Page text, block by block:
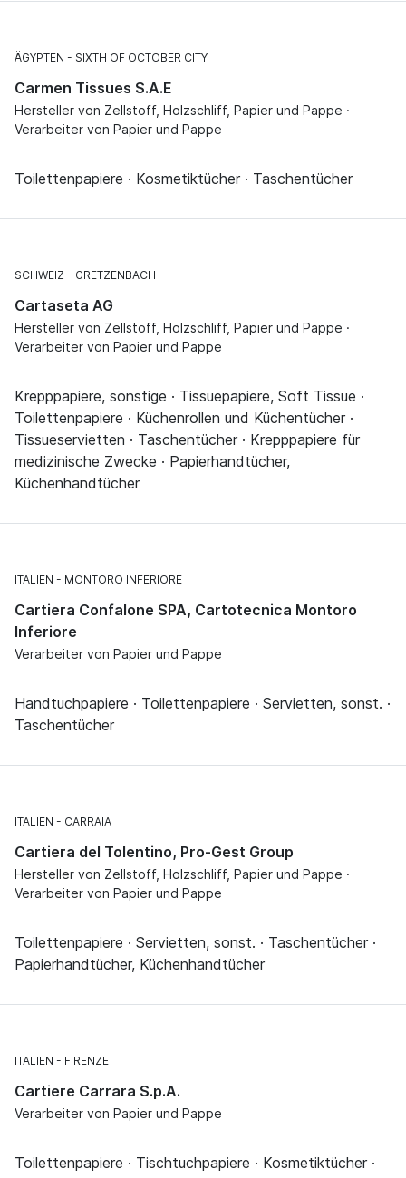
ÄGYPTEN SIXTH OF OCTOBER CITY
Carmen Tissues S.A.E
Hersteller von Zellstoff, Holzschliff, Papier und Pappe ·
Verarbeiter von Papier und Pappe
Toilettenpapiere · Kosmetiktücher · Taschentücher
SCHWEIZ GRETZENBACH
Cartaseta AG
Hersteller von Zellstoff, Holzschliff, Papier und Pappe ·
Verarbeiter von Papier und Pappe
Krepppapiere, sonstige · Tissuepapiere, Soft Tissue ·
Toilettenpapiere · Küchenrollen und Küchentücher ·
Tissueservietten · Taschentücher · Krepppapiere für
medizinische Zwecke · Papierhandtücher,
Küchenhandtücher
ITALIEN MONTORO INFERIORE
Cartiera Confalone SPA, Cartotecnica Montoro
Inferiore
Verarbeiter von Papier und Pappe
Handtuchpapiere · Toilettenpapiere · Servietten, sonst. ·
Taschentücher
ITALIEN CARRAIA
Cartiera del Tolentino, Pro-Gest Group
Hersteller von Zellstoff, Holzschliff, Papier und Pappe ·
Verarbeiter von Papier und Pappe
Toilettenpapiere · Servietten, sonst. · Taschentücher ·
Papierhandtücher, Küchenhandtücher
ITALIEN FIRENZE
Cartiere Carrara S.p.A.
Verarbeiter von Papier und Pappe
Toilettenpapiere · Tischtuchpapiere · Kosmetiktücher ·